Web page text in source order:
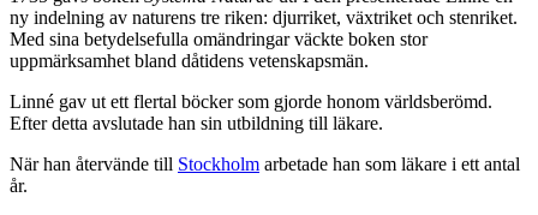
ny indelning av naturens tre riken: djurriket, växtriket och stenriket.
Med sina betydelsefulla omändringar väckte boken stor
uppmärksamhet bland dåtidens vetenskapsmän.
Linné gav ut ett flertal böcker som gjorde honom världsberömd.
Efter detta avslutade han sin utbildning till läkare.
När han återvände till Stockholm arbetade han som läkare i ett antal
år.